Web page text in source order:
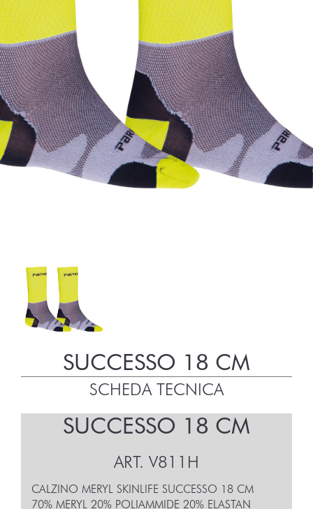
SUCCESSO 18 CM
SCHEDA TECNICA
SUCCESSO 18 CM
ART. V811H
CALZINO MERYL SKINLIFE SUCCESSO 18 CM
70% MERYL 20% POLIAMMIDE 20% ELASTAN